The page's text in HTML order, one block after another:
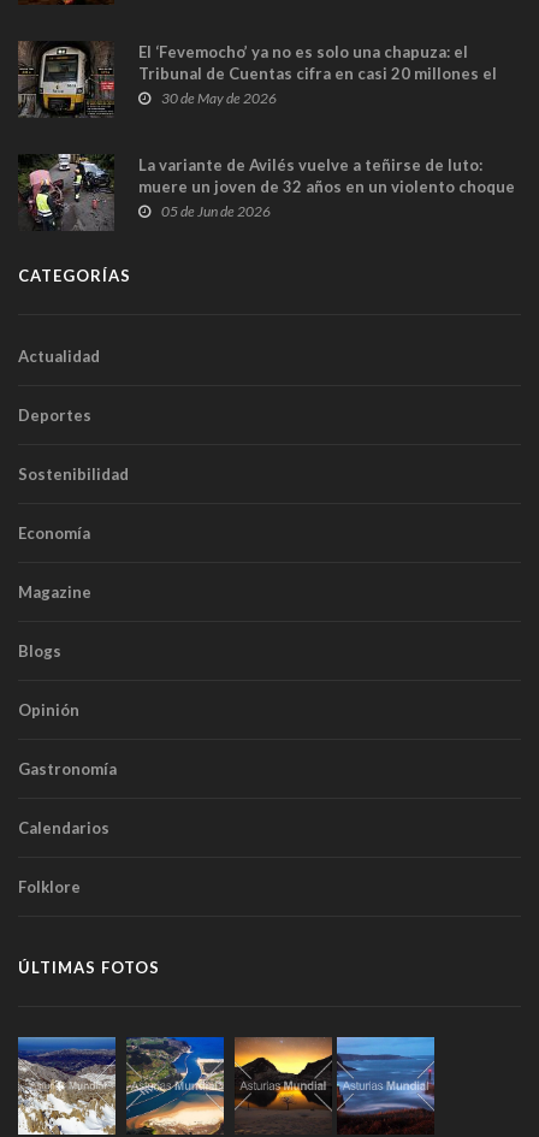
El ‘Fevemocho’ ya no es solo una chapuza: el
Tribunal de Cuentas cifra en casi 20 millones el
sobrecoste de los trenes que no cabían por los
30 de May de 2026
La variante de Avilés vuelve a teñirse de luto:
muere un joven de 32 años en un violento choque
frontal
05 de Jun de 2026
CATEGORÍAS
Actualidad
Deportes
Sostenibilidad
Economía
Magazine
Blogs
Opinión
Gastronomía
Calendarios
Folklore
ÚLTIMAS FOTOS